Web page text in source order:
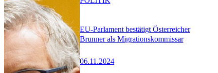
EU-Parlament bestätigt Österreicher
Brunner als Migrationskommissar
06.11.2024